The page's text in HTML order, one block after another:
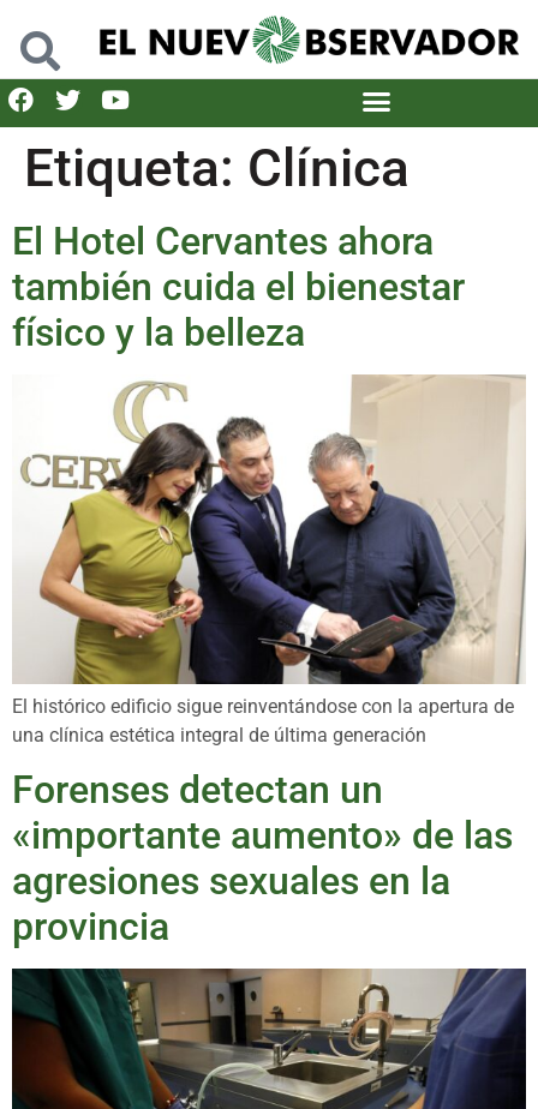
Etiqueta: Clínica
El Hotel Cervantes ahora
también cuida el bienestar
físico y la belleza
El histórico edificio sigue reinventándose con la apertura de
una clínica estética integral de última generación
Forenses detectan un
«importante aumento» de las
agresiones sexuales en la
provincia